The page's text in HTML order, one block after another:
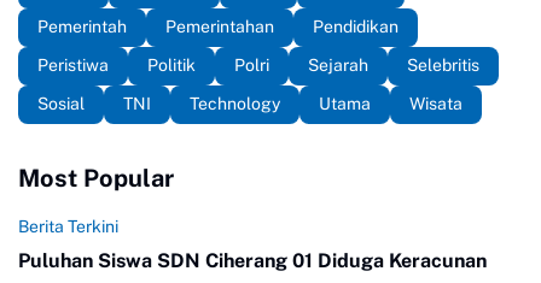
Pemerintah
Pemerintahan
Pendidikan
Peristiwa
Politik Polri Sejarah
Selebritis
Sosial
TNI Technology Utama Wisata
Most Popular
Berita Terkini
Puluhan Siswa SDN Ciherang 01 Diduga Keracunan